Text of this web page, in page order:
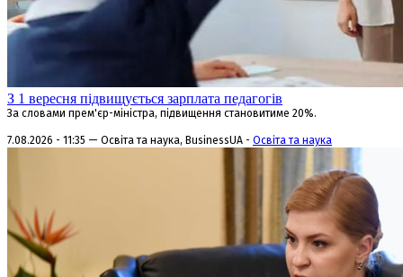
З 1 вересня підвищується зарплата педагогів
За словами прем'єр-міністра, підвищення становитиме 20%.
7.08.2026 - 11:35 — Освіта та наука, BusinessUA - Освіта та наука